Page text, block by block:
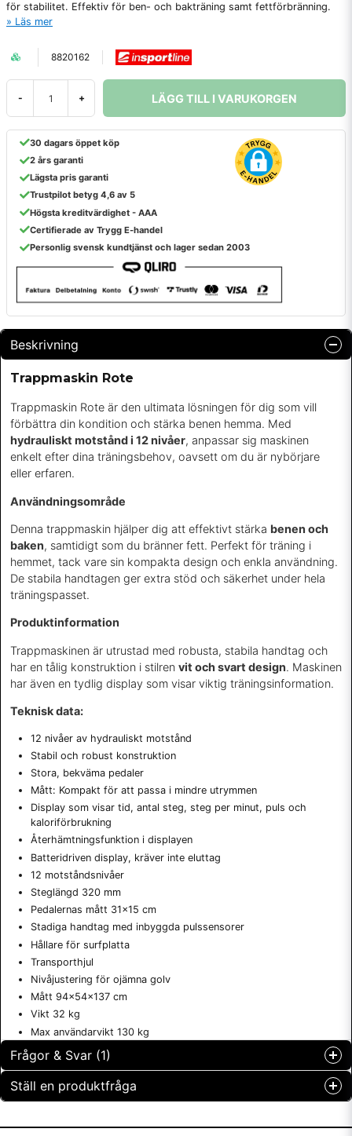
för stabilitet. Effektiv för ben- och bakträning samt fettförbränning.
Läs mer
8820162
- + LÄGG TILL I VARUKORGEN
30 dagars öppet köp
2 års garanti
Lägsta pris garanti
Trustpilot betyg 4,6 av 5
Högsta kreditvärdighet - AAA
Certifierade av Trygg E-handel
Personlig svensk kundtjänst och lager sedan 2003
Beskrivning
Trappmaskin Rote
Trappmaskin Rote är den ultimata lösningen för dig som vill
förbättra din kondition och stärka benen hemma. Med
hydrauliskt motstånd i 12 nivåer, anpassar sig maskinen
enkelt efter dina träningsbehov, oavsett om du är nybörjare
eller erfaren.
Användningsområde
Denna trappmaskin hjälper dig att effektivt stärka benen och
baken, samtidigt som du bränner fett. Perfekt för träning i
hemmet, tack vare sin kompakta design och enkla användning.
De stabila handtagen ger extra stöd och säkerhet under hela
träningspasset.
Produktinformation
Trappmaskinen är utrustad med robusta, stabila handtag och
har en tålig konstruktion i stilren vit och svart design. Maskinen
har även en tydlig display som visar viktig träningsinformation.
Teknisk data:
12 nivåer av hydrauliskt motstånd
Stabil och robust konstruktion
Stora, bekväma pedaler
Mått: Kompakt för att passa i mindre utrymmen
Display som visar tid, antal steg, steg per minut, puls och
kaloriförbrukning
Återhämtningsfunktion i displayen
Batteridriven display, kräver inte eluttag
12 motståndsnivåer
Steglängd 320 mm
Pedalernas mått 31x15 cm
Stadiga handtag med inbyggda pulssensorer
Hållare för surfplatta
Transporthjul
Nivåjustering för ojämna golv
Mått 94x54x137 cm
Vikt 32 kg
Max användarvikt 130 kg
Frågor & Svar (1)
Garanti på maskinerne, hvordan er den ? Og hvad med
Ställ en produktfråga
Fråga oss något om denna produkten...